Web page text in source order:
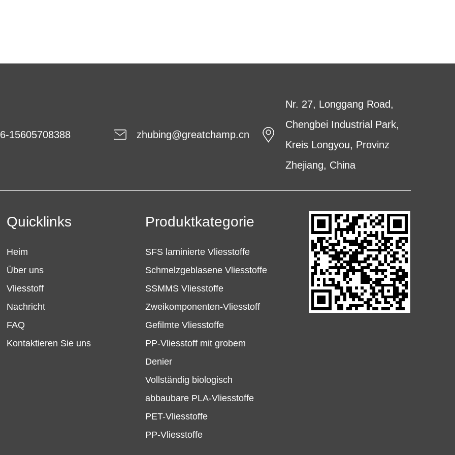
15605708388 zhubing@greatchamp.cn
Nr. 27, Longgang Road,
Chengbei Industrial Park,
Kreis Longyou, Provinz
Zhejiang, China
Quicklinks
Heim
Über uns
Vliesstoff
Nachricht
FAQ
Kontaktieren Sie uns
Produktkategorie
SFS laminierte Vliesstoffe
Schmelzgeblasene Vliesstoffe
SSMMS Vliesstoffe
Zweikomponenten-Vliesstoff
Gefilmte Vliesstoffe
PP-Vliesstoff mit grobem
Denier
Vollständig biologisch
abbaubare PLA-Vliesstoffe
PET-Vliesstoffe
PP-Vliesstoffe